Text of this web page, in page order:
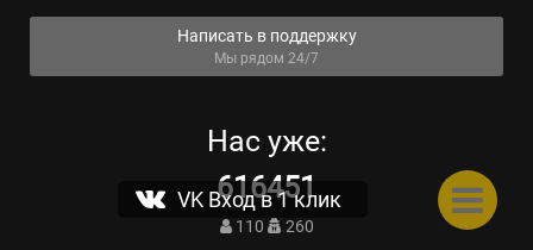
Написать в поддержку
Мы рядом 24/7
Нас уже:
616451
110 260
VK Вход в 1 клик